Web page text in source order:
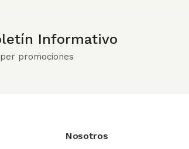
Informativo
promociones
Nosotros